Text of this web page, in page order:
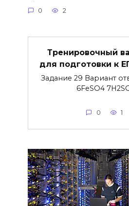
0 2
Тренировочный
для подготовки к
Задание 29 Вариант
6FeSO4
0 1